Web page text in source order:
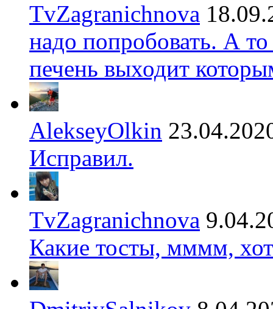
TvZagranichnova
надо попробовать. А
печень выходит
AlekseyOlkin
Исправил.
TvZagranichnova
Какие тосты, мммм,